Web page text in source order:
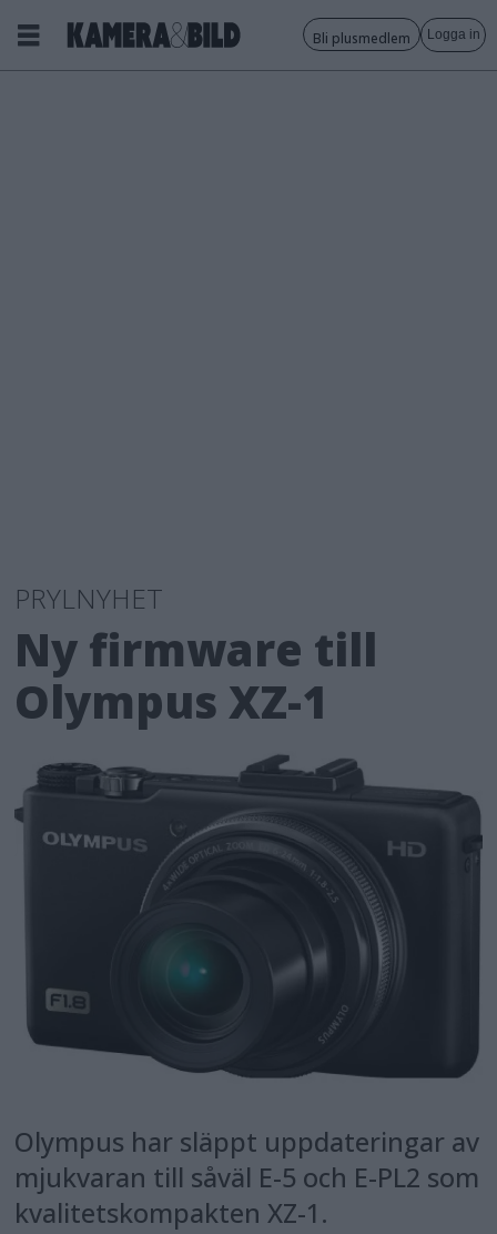
Bli plusmedlem Logga in
PRYLNYHET
Ny firmware till
Olympus XZ-1
Olympus har släppt uppdateringar av
mjukvaran till såväl E-5 och E-PL2 som
kvalitetskompakten XZ-1.